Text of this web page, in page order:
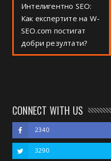
Интелигентно SEO:
Как експертите на W-
SEO.com постигат
добри резултати?
CONNECT WITH US
2340
3290